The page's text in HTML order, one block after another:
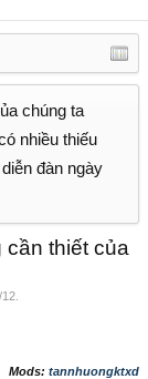
chúng ta
nhiều thiếu
đàn ngày
cần thiết của
12
Mods: tannhuongktxd